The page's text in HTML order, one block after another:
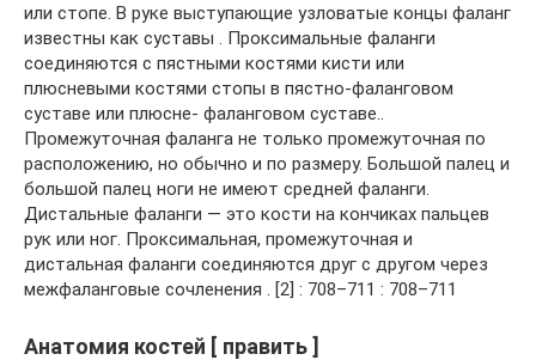
или стопе. В руке выступающие узловатые концы фаланг
известны как суставы . Проксимальные фаланги
соединяются с пястными костями кисти или
плюсневыми костями стопы в пястно-фаланговом
суставе или плюсне- фаланговом суставе..
Промежуточная фаланга не только промежуточная по
расположению, но обычно и по размеру. Большой палец и
большой палец ноги не имеют средней фаланги.
Дистальные фаланги — это кости на кончиках пальцев
рук или ног. Проксимальная, промежуточная и
дистальная фаланги соединяются друг с другом через
межфаланговые сочленения . [2] : 708–711 : 708–711
Анатомия костей [ править ]